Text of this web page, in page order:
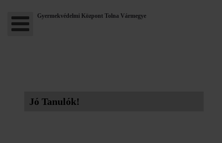
Gyermekvédelmi Központ Tolna Vármegye
Jó Tanulók!